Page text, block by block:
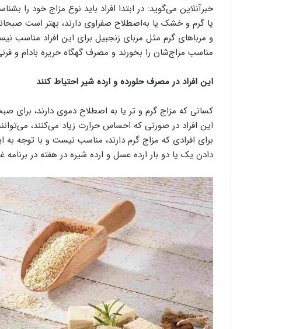
خبرآنلاین می‌گوید: در ابتدا افراد باید نوع مزاج خود را
یا گرم و خشک یا به‌اصطلاح صفراوی دارند، بهتر است
و مرباهای گرم مثل مربای زنجبیل برای این افراد مناسب
مناسب مزاج‌شان را بخورند و مصرف گهگاه حریره بادام و
این افراد در مصرف حلورده و ارده شیر احتیاط کنند
کسانی که مزاج گرم و تر یا به‌ اصطلاح دموی دارند، برای
این افراد در صورتی‌ که احساس حرارت زیاد می‌کنند،
برای افرادی که مزاج گرم دارند، مناسب نیست و با توجه
دادن یک یا دو بار ارده عسل و ارده‌ شیره در هفته در برنامه